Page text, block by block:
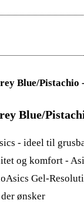
Blue/
- ideel til
og komfort -
Gel-
ønsker